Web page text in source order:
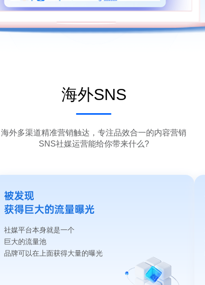
海外SNS
海外多渠道精准营销触达，专注品效合一的内容营销
SNS社媒运营能给你带来什么?
被发现
获得巨大的流量曝光
社媒平台本身就是一个
巨大的流量池
品牌可以在上面获得大量的曝光